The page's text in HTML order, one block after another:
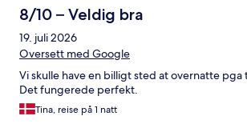
8/10 – Veldig bra
19. juli 2026
Oversett med Google
Vi skulle have en billigt sted at overnatte
Det fungerede perfekt.
Tina, reise på 1 natt